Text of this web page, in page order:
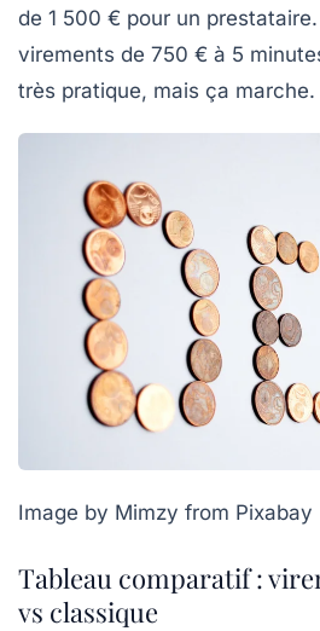
de 1 500 € pour un
virements de 750 € à 5
très pratique, mais ça marche.
Image by Mimzy from Pixabay
Tableau comparatif :
vs classique